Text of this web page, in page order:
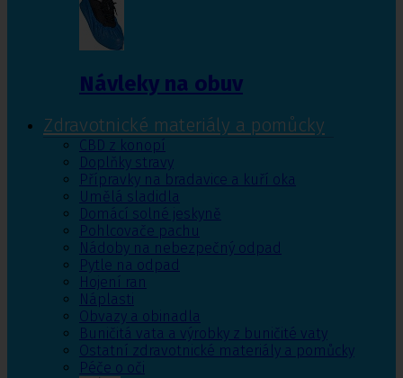
Návleky na obuv
Zdravotnické materiály a pomůcky
CBD z konopí
Doplňky stravy
Přípravky na bradavice a kuří oka
Umělá sladidla
Domácí solné jeskyně
Pohlcovače pachu
Nádoby na nebezpečný odpad
Pytle na odpad
Hojení ran
Náplasti
Obvazy a obinadla
Buničitá vata a výrobky z buničité vaty
Ostatní zdravotnické materiály a pomůcky
Péče o oči